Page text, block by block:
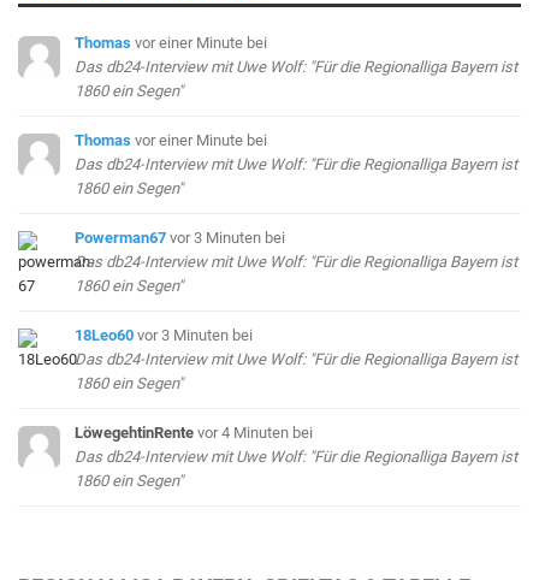
Thomas vor einer Minute bei
Das db24-Interview mit Uwe Wolf: "Für die Regionalliga Bayern ist
1860 ein Segen"
Thomas vor einer Minute bei
Das db24-Interview mit Uwe Wolf: "Für die Regionalliga Bayern ist
1860 ein Segen"
Powerman67 vor 3 Minuten bei
Das db24-Interview mit Uwe Wolf: "Für die Regionalliga Bayern ist
1860 ein Segen"
18Leo60 vor 3 Minuten bei
Das db24-Interview mit Uwe Wolf: "Für die Regionalliga Bayern ist
1860 ein Segen"
LöwegehtinRente vor 4 Minuten bei
Das db24-Interview mit Uwe Wolf: "Für die Regionalliga Bayern ist
1860 ein Segen"